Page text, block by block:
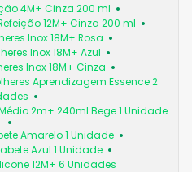
4M+ Cinza 200 ml
12M+ Cinza 200 ml
Inox 18M+ Rosa
Inox 18M+ Azul
Inox 18M+ Cinza
Aprendizagem Essence 2
2m+ 240ml Bege 1 Unidade
Amarelo 1 Unidade
Azul 1 Unidade
12M+ 6 Unidades